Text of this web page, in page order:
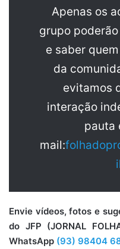
Apenas os
grupo
e saber
da
evitamos
interação
pauta
mail:
Envie vídeos, fotos e
do JFP (JORNAL
WhatsApp (93) 98404